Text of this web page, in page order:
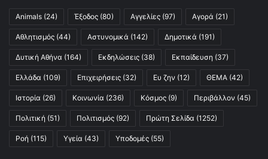
Animals (24) Έξοδος (80) Αγγελίες (97) Αγορά (21)
Αθλητισμός (44) Αστυνομικά (142) Δημοτικά (191)
Δυτική Αθήνα (164) Εκδηλώσεις (38) Εκπαίδευση (37)
Ελλάδα (109) Επιχειρήσεις (32) Ευ ζην (12) ΘΕΜΑ (42)
Ιστορία (26) Κοινωνία (236) Κόσμος (9) Περιβάλλον (45)
Πολιτική (51) Πολιτισμός (92) Πρώτη Σελίδα (1252)
Ροή (115) Υγεία (43) Υποδομές (55)